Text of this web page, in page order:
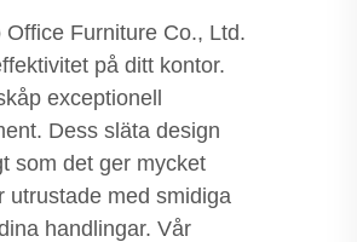
Furniture Co., Ltd.
på ditt kontor.
exceptionell
Dess släta design
som det ger mycket
utrustade med smidiga
handlingar. Vår